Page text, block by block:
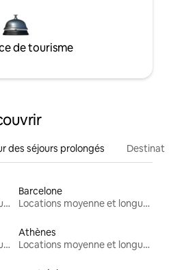
de tourisme
des séjours prolongés
Locations moyenne et longue durée
Barcelone
Locations moyenne et longue durée
Locations moyenne et longue durée
Athènes
Locations moyenne et longue durée